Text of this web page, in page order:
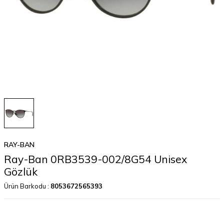
RAY-BAN
Ray-Ban 0RB3539-002/8G54 Unisex
Gözlük
Ürün Barkodu : 8053672565393